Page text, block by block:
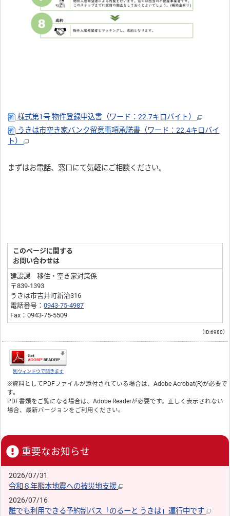
様式第1号 物件登録申込書（ワード：22.7キロバイト）
うきは市空き家バンク留意事項承諾書（ワード：22.4キロバイ
ト）
まずはお電話、窓口にて気軽にご相談ください。
このページに関する
お問い合わせは
建設課 移住・空き家対策係
〒839-1393
うきは市吉井町新治316
電話番号：0943-75-4987
Fax：0943-75-5509
（ID:6980）
別ウィンドウで開きます
※資料としてPDFファイルが添付されている場合は、Adobe Acrobat(R)が必要で
す。
PDF書類をご覧になる場合は、Adobe Readerが必要です。正しく表示されない
場合、最新バージョンをご利用ください。
重要なお知らせ
2026/07/31
令和８年熊本地震への被災地支援
2026/07/16
誰でも利用できる予約制バス「のるーと うきは」運行中です